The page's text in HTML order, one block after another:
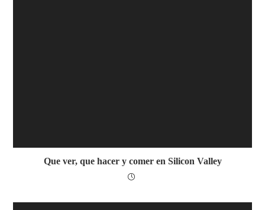
Que ver, que hacer y comer en Silicon Valley